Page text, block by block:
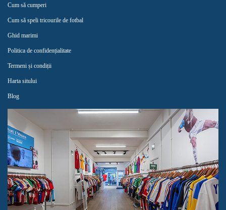
Cum să cumperi
Cum să speli tricourile de fotbal
Ghid marimi
Politica de confidențialitate
Termeni și condiții
Harta sitului
Blog